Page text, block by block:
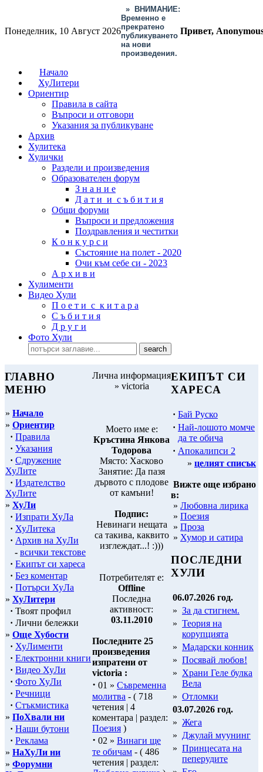
Понеделник, 10 Август 2026
»
ВНИМАНИЕ:
Временно е
прекратено
публикуването
на нови
произведения.
Привет,
Начало
ХуЛитери
Ориентир
Правила в сайта
Въпроси и отговори
Указания за публикуване
Архив
Хулитека
Хулички
Раздели и произведения
Образователен форум
З н а н и е
Д а т и и с ъ б и т и я
Общи форуми
Въпроси и предложения
Поздравления и честитки
К о н к у р с и
Състояние на полет - 2020
Очи към себе си - 2023
А р х и в и
Хулименти
Видео Хули
П о е т и с к и т а р а
С ъ б и т и я
Д р у г и
Фото Хули
ГЛАВНО
МЕНЮ
» Начало
» Ориентир
· Правила
· Указания
· Сдружение
ХуЛите
· Издателство
ХуЛите
» ХуЛи
· Изпрати ХуЛа
· ХуЛитека
· Архив на ХуЛи
- всички текстове
· Екипът си хареса
· Без коментар
· Потърси ХуЛа
» ХуЛитери
· Твоят профил
· Лични бележки
» Още Хубости
· ХуЛименти
· Електронни книги
· Видео ХуЛи
· Фото ХуЛи
· Речници
· Стъкмистика
» ПоХвали ни
· Наши бутони
· Реклама
» НаХуЛи ни
» Форумни
Лична информация
» victoria
Моето име е:
Кръстина Янкова
Тодорова
Място: Хасково
Занятие: Да пазя
дървото с плодове
от камъни!
Подпис:
Невинаги нещата
са такива, каквито
изглеждат...! :)))
Потребителят е:
Offline
Последна
активност:
03.11.2010
Последните 25
произведения
изпратени от
victoria :
· 01 » Съвременна
молитва - ( 718
четения | 4
коментара | раздел:
Поезия )
· 02 » Винаги ще
те обичам - ( 486
четения | раздел:
ЕКИПЪТ СИ
ХАРЕСА
· Бай Руско
· Най-лошото момче
да те обича
· Апокалипси 2
» целият списък
Вижте още избрано
в:
» Любовна лирика
» Поезия
» Проза
» Хумор и сатира
ПОСЛЕДНИ
ХУЛИ
06.07.2026 год.
» За да стигнем.
» Теория на
корупцията
» Мадарски конник
» Посявай любов!
» Храни Геле булка
Вела
» Отломки
03.07.2026 год.
» Жега
» Джулай муунинг
» Принцесата на
пеперудите